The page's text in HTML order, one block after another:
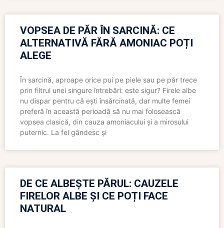
VOPSEA DE PĂR ÎN SARCINĂ: CE
ALTERNATIVĂ FĂRĂ AMONIAC POȚI
ALEGE
În sarcină, aproape orice pui pe piele sau pe păr trece
prin filtrul unei singure întrebări: este sigur? Firele albe
nu dispar pentru că ești însărcinată, dar multe femei
preferă în această perioadă să nu mai folosească
vopsea clasică, din cauza amoniacului și a mirosului
puternic. La fel gândesc și
DE CE ALBEȘTE PĂRUL: CAUZELE
FIRELOR ALBE ȘI CE POȚI FACE
NATURAL